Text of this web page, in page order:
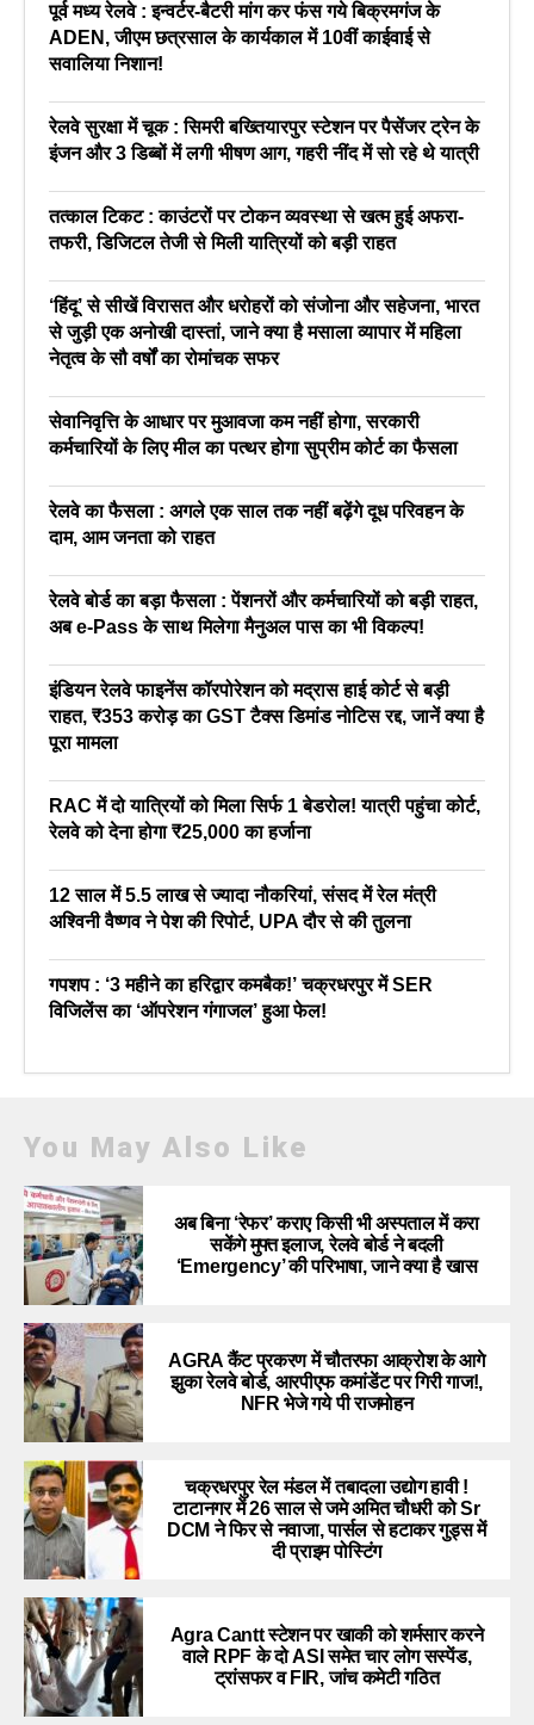
पूर्व मध्य रेलवे : इन्वर्टर-बैटरी मांग कर फंस गये बिक्रमगंज के
ADEN, जीएम छत्रसाल के कार्यकाल में 10वीं काईवाई से
सवालिया निशान!
रेलवे सुरक्षा में चूक : सिमरी बख्तियारपुर स्टेशन पर पैसेंजर ट्रेन के
इंजन और 3 डिब्बों में लगी भीषण आग, गहरी नींद में सो रहे थे यात्री
तत्काल टिकट : काउंटरों पर टोकन व्यवस्था से खत्म हुई अफरा-
तफरी, डिजिटल तेजी से मिली यात्रियों को बड़ी राहत
‘हिंदू’ से सीखें विरासत और धरोहरों को संजोना और सहेजना, भारत
से जुड़ी एक अनोखी दास्तां, जाने क्या है मसाला व्यापार में महिला
नेतृत्व के सौ वर्षों का रोमांचक सफर
सेवानिवृत्ति के आधार पर मुआवजा कम नहीं होगा, सरकारी
कर्मचारियों के लिए मील का पत्थर होगा सुप्रीम कोर्ट का फैसला
रेलवे का फैसला : अगले एक साल तक नहीं बढ़ेंगे दूध परिवहन के
दाम, आम जनता को राहत
रेलवे बोर्ड का बड़ा फैसला : पेंशनरों और कर्मचारियों को बड़ी राहत,
अब e-Pass के साथ मिलेगा मैनुअल पास का भी विकल्प!
इंडियन रेलवे फाइनेंस कॉरपोरेशन को मद्रास हाई कोर्ट से बड़ी
राहत, ₹353 करोड़ का GST टैक्स डिमांड नोटिस रद्द, जानें क्या है
पूरा मामला
RAC में दो यात्रियों को मिला सिर्फ 1 बेडरोल! यात्री पहुंचा कोर्ट,
रेलवे को देना होगा ₹25,000 का हर्जाना
12 साल में 5.5 लाख से ज्यादा नौकरियां, संसद में रेल मंत्री
अश्विनी वैष्णव ने पेश की रिपोर्ट, UPA दौर से की तुलना
गपशप : ‘3 महीने का हरिद्वार कमबैक!’ चक्रधरपुर में SER
विजिलेंस का ‘ऑपरेशन गंगाजल’ हुआ फेल!
You May Also Like
अब बिना ‘रेफर’ कराए किसी भी अस्पताल में करा
सकेंगे मुफ्त इलाज, रेलवे बोर्ड ने बदली
‘Emergency’ की परिभाषा, जाने क्या है खास
AGRA कैंट प्रकरण में चौतरफा आक्रोश के आगे
झुका रेलवे बोर्ड, आरपीएफ कमांडेंट पर गिरी गाज!,
NFR भेजे गये पी राजमोहन
चक्रधरपुर रेल मंडल में तबादला उद्योग हावी !
टाटानगर में 26 साल से जमे अमित चौधरी को Sr
DCM ने फिर से नवाजा, पार्सल से हटाकर गुड्स में
दी प्राइम पोस्टिंग
Agra Cantt स्टेशन पर खाकी को शर्मसार करने
वाले RPF के दो ASI समेत चार लोग सस्पेंड,
ट्रांसफर व FIR, जांच कमेटी गठित